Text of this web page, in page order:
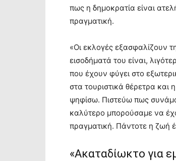
πως η δημοκρατία είναι
πραγματική.
«Οι εκλογές εξασφαλίζουν
εισοδήματά του είναι,
που έχουν φύγει στο
στα τουριστικά θέρετρα και
ψηφίσω. Πιστεύω πως συνάμα
καλύτερο μπορούσαμε να
πραγματική. Πάντοτε η ζωή
«Ακαταδίωκτο για